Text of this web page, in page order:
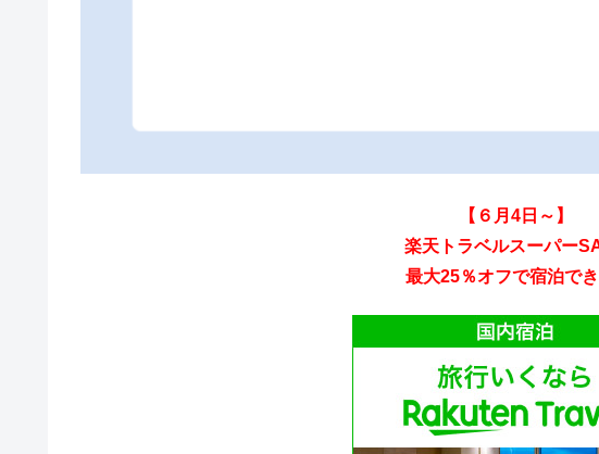
【６ 月4日～】
楽天トラベルスーパー
最大25％オフで宿泊でき